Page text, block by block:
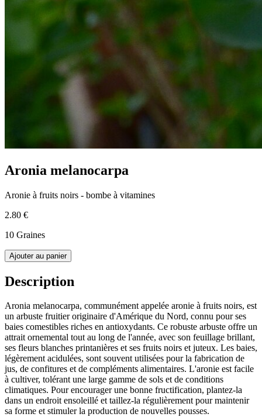
Aronia melanocarpa
Aronie à fruits noirs - bombe à vitamines
2.80 €
10 Graines
Ajouter au panier
Description
Aronia melanocarpa, communément appelée aronie à fruits noirs, est
un arbuste fruitier originaire d'Amérique du Nord, connu pour ses
baies comestibles riches en antioxydants. Ce robuste arbuste offre un
attrait ornemental tout au long de l'année, avec son feuillage brillant,
ses fleurs blanches printanières et ses fruits noirs et juteux. Les baies,
légèrement acidulées, sont souvent utilisées pour la fabrication de
jus, de confitures et de compléments alimentaires. L'aronie est facile
à cultiver, tolérant une large gamme de sols et de conditions
climatiques. Pour encourager une bonne fructification, plantez-la
dans un endroit ensoleillé et taillez-la régulièrement pour maintenir
sa forme et stimuler la production de nouvelles pousses.